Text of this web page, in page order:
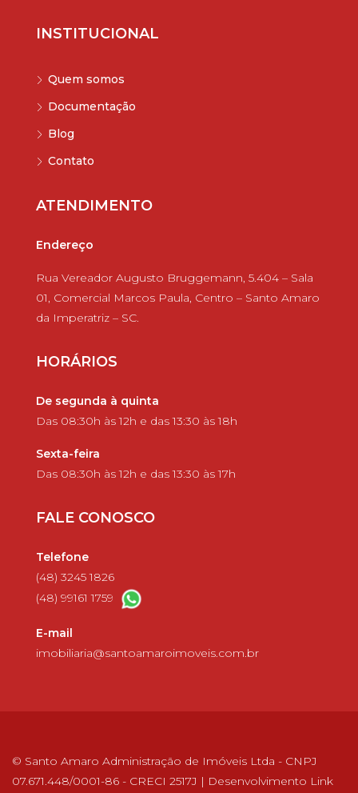
INSTITUCIONAL
Quem somos
Documentação
Blog
Contato
ATENDIMENTO
Endereço
Rua Vereador Augusto Bruggemann, 5.404 – Sala
01, Comercial Marcos Paula, Centro – Santo Amaro
da Imperatriz – SC.
HORÁRIOS
De segunda à quinta
Das 08:30h às 12h e das 13:30 às 18h
Sexta-feira
Das 08:30h às 12h e das 13:30 às 17h
FALE CONOSCO
Telefone
(48) 3245 1826
(48) 99161 1759
E-mail
imobiliaria@santoamaroimoveis.com.br
© Santo Amaro Administração de Imóveis Ltda - CNPJ
07.671.448/0001-86 - CRECI 2517J | Desenvolvimento Link